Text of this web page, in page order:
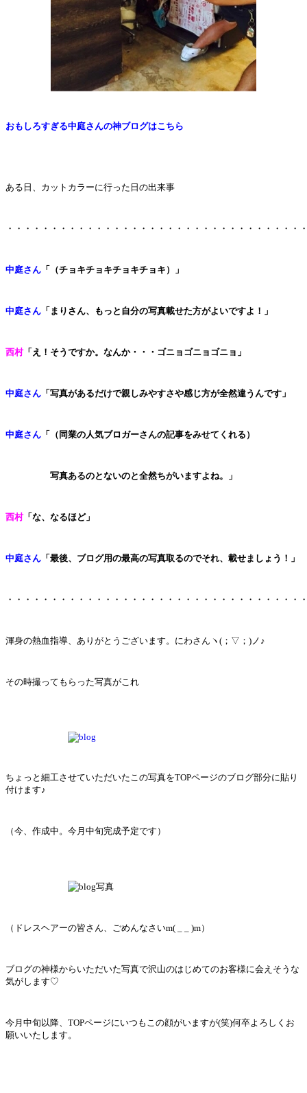
おもしろすぎる中庭さんの神ブログはこちら
ある日、カットカラーに行った日の出来事
・・・・・・・・・・・・・・・・・・・・・・・・・・・・・・・・・
中庭さん 「（チョキチョキチョキチョキ）」
中庭さん 「まりさん、もっと自分の写真載せた方がよいですよ！」
西村「え！そうですか。なんか・・・ゴニョゴニョゴニョ」
中庭さん 「写真があるだけで親しみやすさや感じ方が全然違うんです」
中庭さん 「（同業の人気ブロガーさんの記事をみせてくれる）
写真あるのとないのと全然ちがいますよね。」
西村「な、なるほど」
中庭さん 「最後、ブログ用の最高の写真取るのでそれ、載せましょう！」
・・・・・・・・・・・・・・・・・・・・・・・・・・・・・・・・・
渾身の熱血指導、ありがとうございます。にわさんヽ(；▽；)ノ♪
その時撮ってもらった写真がこれ
ちょっと細工させていただいたこの写真をTOPページのブログ部分に貼り
付けます♪
（今、作成中。今月中旬完成予定です）
（ドレスヘアーの皆さん、ごめんなさいm( _ _ )m）
ブログの神様からいただいた写真で沢山のはじめてのお客様に会えそうな
気がします♡
今月中旬以降、TOPページにいつもこの顔がいますが(笑)何卒よろしくお
願いいたします。